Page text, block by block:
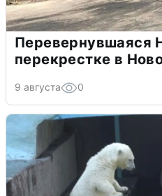
Перевернувшаяся
перекрестке в
9 августа 0